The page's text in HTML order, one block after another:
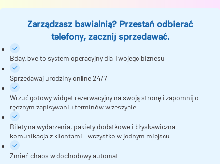
Zarządzasz bawialnią? Przestań odbierać
telefony, zacznij sprzedawać.
Bday.love to system operacyjny dla Twojego biznesu
Sprzedawaj urodziny online 24/7
Wrzuć gotowy widget rezerwacyjny na swoją stronę i zapomnij o
ręcznym zapisywaniu terminów w zeszycie
Bilety na wydarzenia, pakiety dodatkowe i błyskawiczna
komunikacja z klientami – wszystko w jednym miejscu
Zmień chaos w dochodowy automat